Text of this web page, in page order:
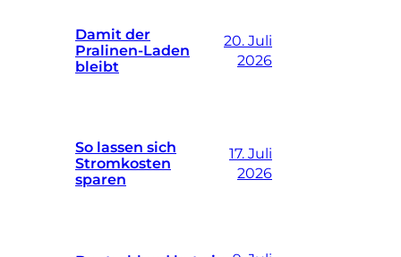
Damit der
Pralinen-Laden
bleibt
20. Juli
2026
So lassen sich
Stromkosten
sparen
17. Juli
2026